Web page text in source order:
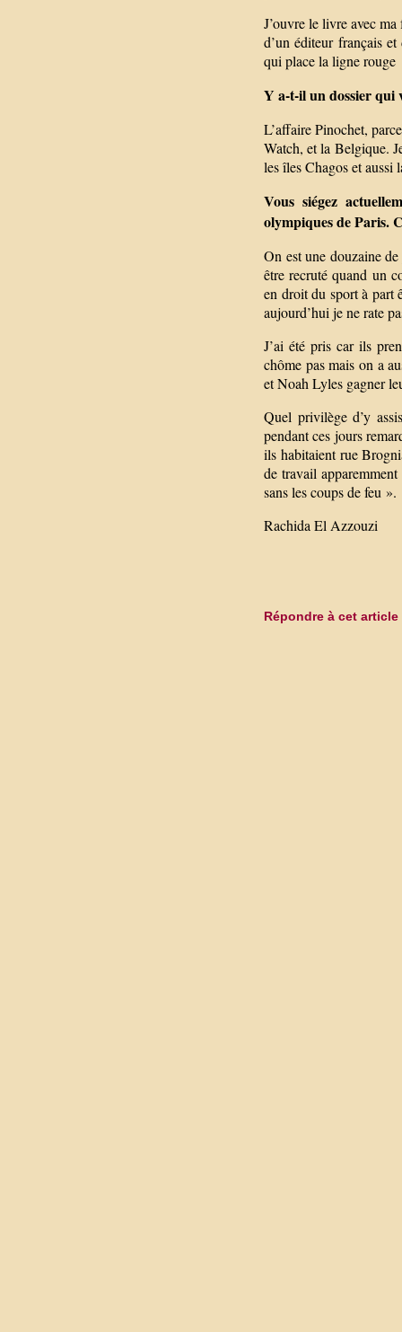
J’ouvre le livre avec
d’un éditeur français
qui place la ligne rouge
Y a-t-il un dossier qui
L’affaire Pinochet,
Watch, et la Belgique.
les îles Chagos et aussi
Vous siégez
olympiques de Paris.
On est une douzaine
être recruté quand un
en droit du sport à part
aujourd’hui je ne rate
J’ai été pris car ils
chôme pas mais on a
et Noah Lyles gagner
Quel privilège d’y
pendant ces jours
ils habitaient rue
de travail
sans les coups de feu ».
Rachida El Azzouzi
Répondre à cet article